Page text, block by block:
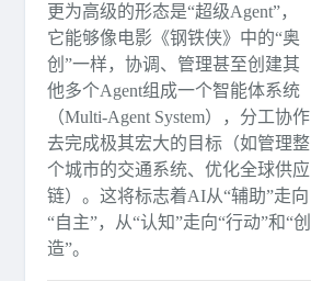
更为高级的形态是“超级Agent”，
它能够像电影《钢铁侠》中的“奥
创”一样，协调、管理甚至创建其
他多个Agent组成一个智能体系统
（Multi-Agent System），分工协作
去完成极其宏大的目标（如管理整
个城市的交通系统、优化全球供应
链）。这将标志着AI从“辅助”走向
“自主”，从“认知”走向“行动”和“创
造”。